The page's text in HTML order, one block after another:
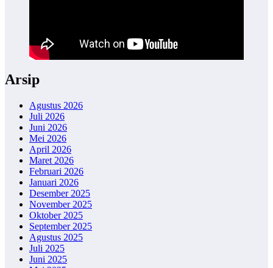
Arsip
Agustus 2026
Juli 2026
Juni 2026
Mei 2026
April 2026
Maret 2026
Februari 2026
Januari 2026
Desember 2025
November 2025
Oktober 2025
September 2025
Agustus 2025
Juli 2025
Juni 2025